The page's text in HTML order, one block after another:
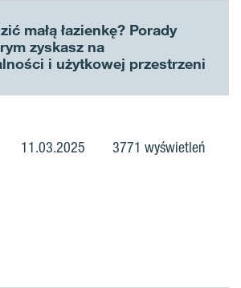
małą łazienkę? Porady
zyskasz na
i użytkowej przestrzeni
11.03.2025 3771 wyświetleń